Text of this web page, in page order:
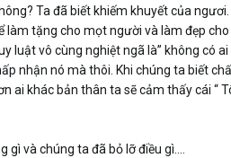
Ta đã biết khiếm khuyết của
tặng cho mọt người và làm đẹp
luật vô cùng nghiệt ngã là” không có
nhận nó mà thôi. Khi chúng ta biết
ai khác bản thân ta sẽ cảm thấy cái “
và chúng ta đã bỏ lỡ điều gì....